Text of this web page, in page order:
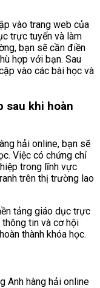
vào trang web của
trực tuyến và làm
bạn sẽ cần điền
hợp với bạn. Sau
vào các bài học và
sau khi hoàn
hải online, bạn sẽ
Việc có chứng chỉ
trong lĩnh vực
trên thị trường lao
tảng giáo dục trực
tin và cơ hội
thành khóa học.
Anh hàng hải online